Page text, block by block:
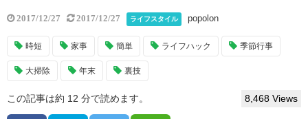
2017/12/27 2017/12/27 ライフスタイル popolon
時短 家事 簡単 ライフハック 季節行事
大掃除 年末 裏技
この記事は約 12 分で読めます。 8,468 Views